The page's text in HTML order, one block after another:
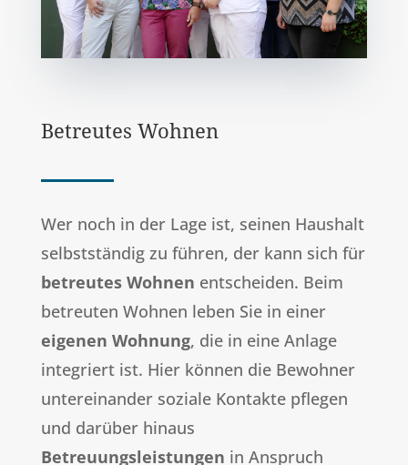
Betreutes Wohnen
Wer noch in der Lage ist, seinen Haushalt
selbstständig zu führen, der kann sich für
betreutes Wohnen entscheiden. Beim
betreuten Wohnen leben Sie in einer
eigenen Wohnung, die in eine Anlage
integriert ist. Hier können die Bewohner
untereinander soziale Kontakte pflegen
und darüber hinaus
Betreuungsleistungen in Anspruch